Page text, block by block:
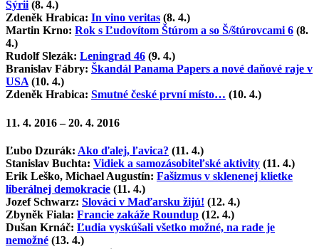
Sýrii (8. 4.)
Zdeněk Hrabica: In vino veritas (8. 4.)
Martin Krno: Rok s Ľudovítom Štúrom a so Š/štúrovcami 6 (8.
4.)
Rudolf Slezák: Leningrad 46 (9. 4.)
Branislav Fábry: Škandál Panama Papers a nové daňové raje v
USA (10. 4.)
Zdeněk Hrabica: Smutné české první místo… (10. 4.)
11. 4. 2016 – 20. 4. 2016
Ľubo Dzurák: Ako ďalej, ľavica? (11. 4.)
Stanislav Buchta: Vidiek a samozásobiteľské aktivity (11. 4.)
Erik Leško, Michael Augustín: Fašizmus v sklenenej klietke
liberálnej demokracie (11. 4.)
Jozef Schwarz: Slováci v Maďarsku žijú! (12. 4.)
Zbyněk Fiala: Francie zakáže Roundup (12. 4.)
Dušan Krnáč: Ľudia vyskúšali všetko možné, na rade je
nemožné (13. 4.)